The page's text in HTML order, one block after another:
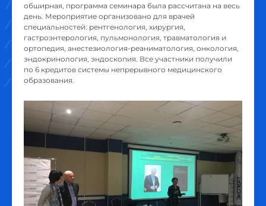
обширная, программа семинара была рассчитана на весь
день. Мероприятие организовано для врачей
специальностей: рентгенология, хирургия,
гастроэнтерология, пульмонология, травматология и
ортопедия, анестезиология-реаниматология, онкология,
эндокринология, эндоскопия. Все участники получили
по 6 кредитов системы непрерывного медицинского
образования.